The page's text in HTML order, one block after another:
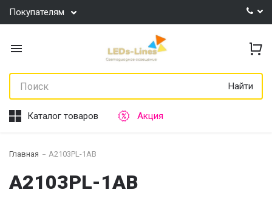
Покупателям
Найти
Каталог товаров Акция
Главная A2103PL-1AB
A2103PL-1AB